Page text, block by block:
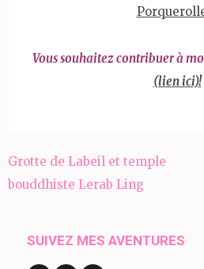
Vous souhaitez contribuer à
(lien ici)!
Navigation
de
Grotte de Labeil et temple
bouddhiste Lerab Ling
SUIVEZ MES AVENTURES